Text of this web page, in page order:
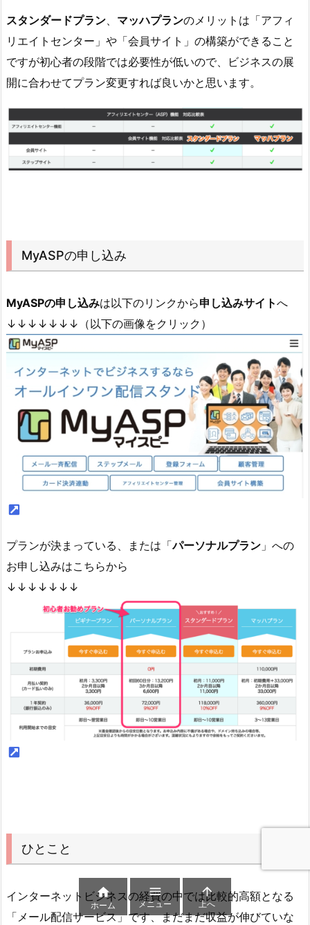
スタンダードプラン、 マッハプランのメリットは「アフィ
リエイトセンター」や「会員サイト」の構築ができること
ですが初心者の段階では必要性が低いので、ビジネスの展
開に合わせてプラン変更すれば良いかと思います。
MyASPの申し込み
MyASPの申し込みは以下のリンクから申し込みサイトへ
↓↓↓↓↓↓↓（以下の画像をクリック）
プランが決まっている、または「パーソナルプラン 」への
お申し込みはこちらから
↓↓↓↓↓↓↓
ひとこと
インターネットビジネスの経費の中では比較的高額となる
「メール配信サービス」です、まだまだ収益が伸びていな

ホーム

メニュー

上へ